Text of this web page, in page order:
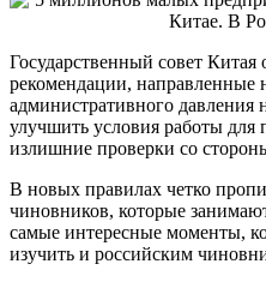
Государственный совет
рекомендации, направленные
административного
улучшить условия работы для
излишние проверки со
В новых правилах четко
чиновников, которые
самые интересные моменты,
изучить и российским